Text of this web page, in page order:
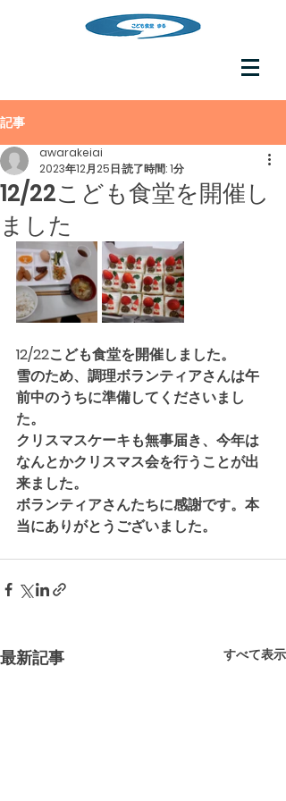
記事
12/22こども食堂を開催し
ました
awarakeiai
2023年12月25日読了時間: 1分
12/22こども食堂を開催しました。
雪のため、調理ボランティアさんは午
前中のうちに準備してくださいまし
た。
クリスマスケーキも無事届き、今年は
なんとかクリスマス会を行うことが出
来ました。
ボランティアさんたちに感謝です。本
当にありがとうございました。
最新記事 すべて表示